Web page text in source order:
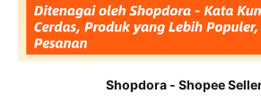
Shopdora - Shopee